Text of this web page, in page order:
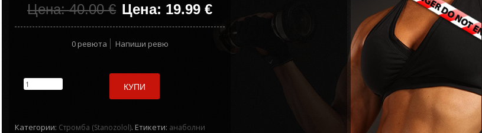
Цена: 40.00€ Цена: 19.99€
0 ревюта Напиши ревю
КУПИ
Категории: Стромба (Stanozolol). Етикети: анаболни